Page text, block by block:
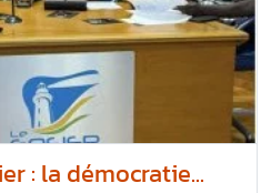
: la démocratie...